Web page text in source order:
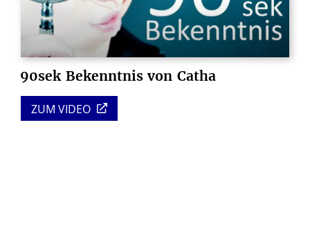
90sek Bekenntnis von Catha
ZUM VIDEO